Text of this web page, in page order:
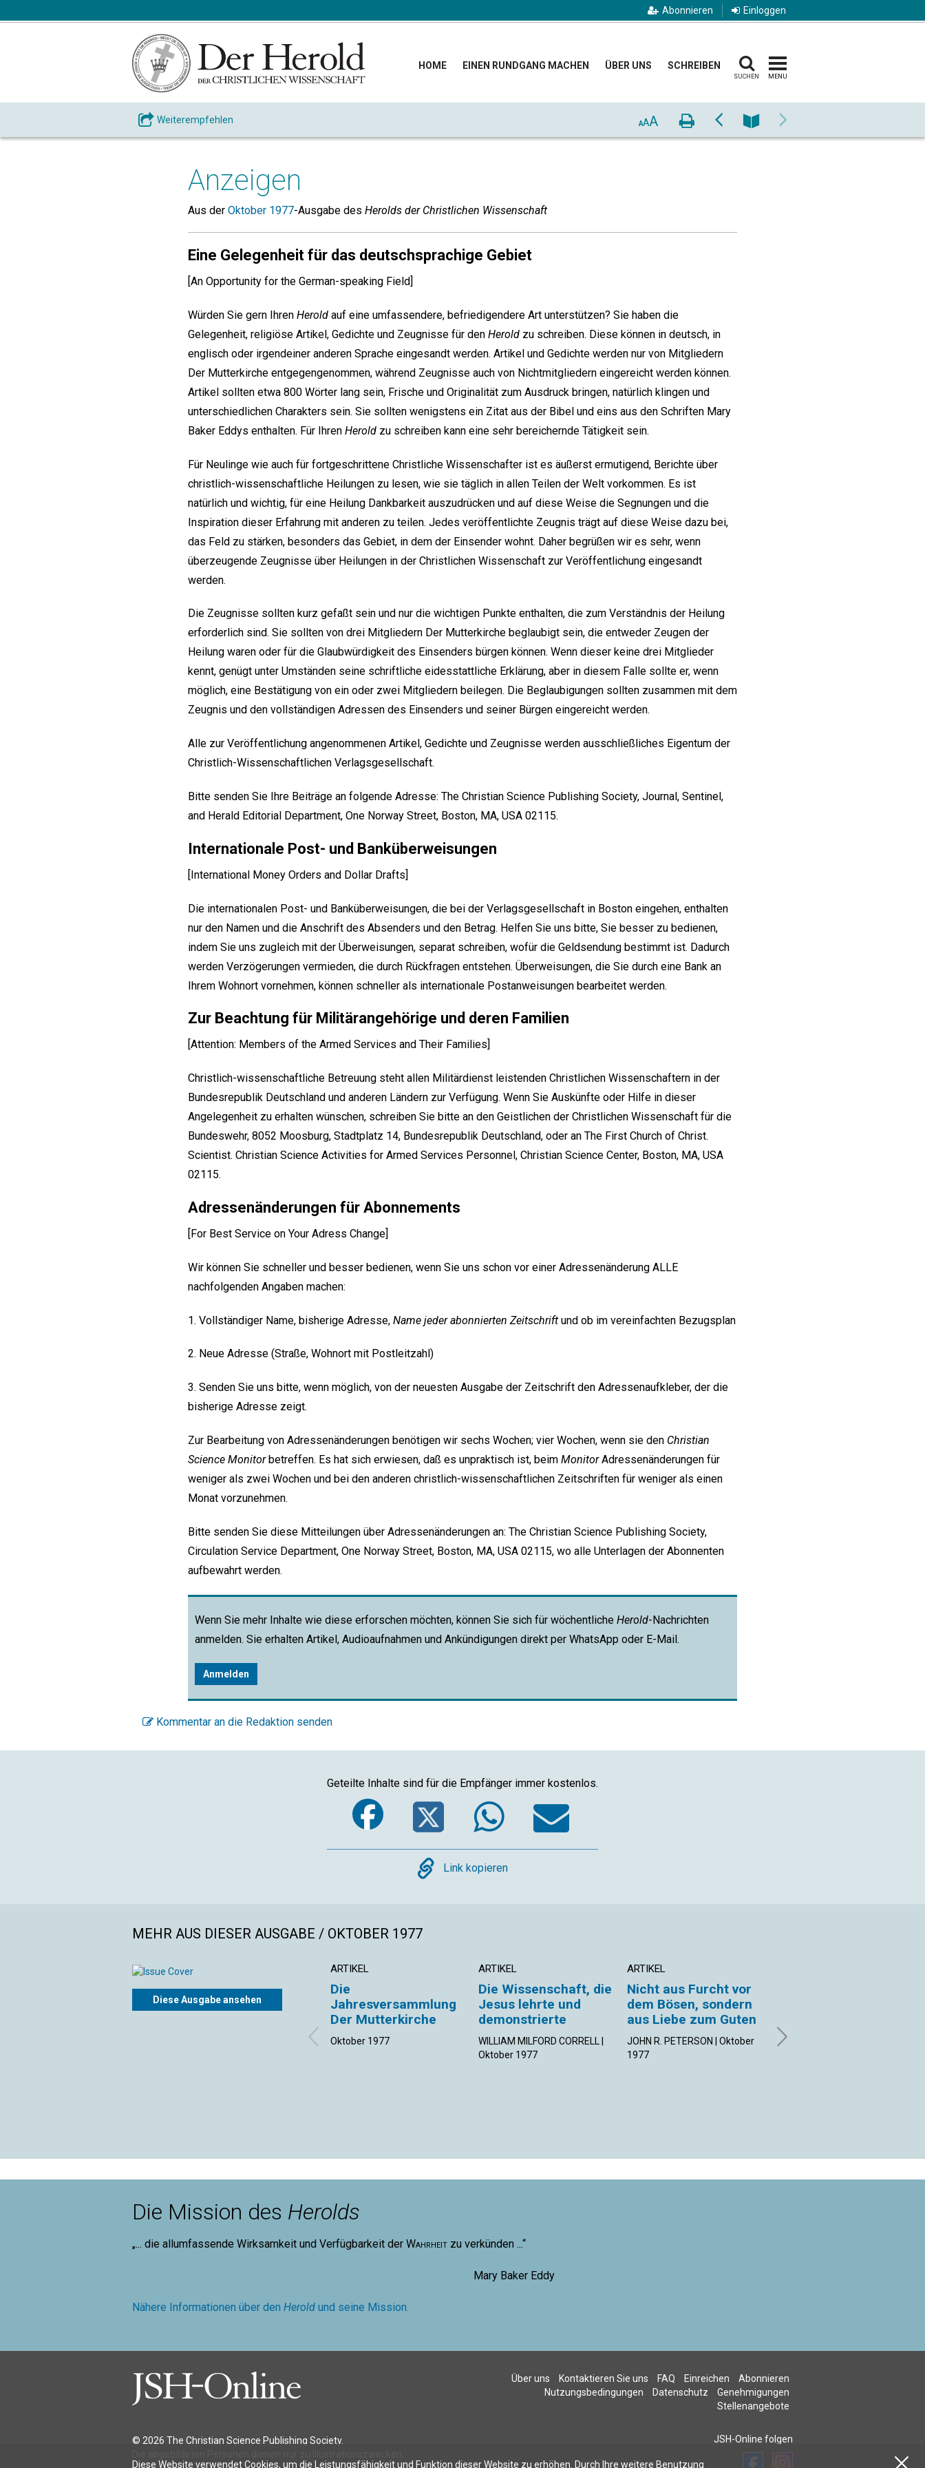
Abonnieren Einloggen
HOME EINEN RUNDGANG MACHEN ÜBER UNS SCHREIBEN
SUCHEN MENU
Weiterempfehlen AAA DruckenZurück NummerVor
Anzeigen
Aus der Oktober 1977-Ausgabe des Herolds der Christlichen Wissenschaft
Eine Gelegenheit für das deutschsprachige Gebiet
[An Opportunity for the German-speaking Field]
Würden Sie gern Ihren Herold auf eine umfassendere, befriedigendere Art unterstützen? Sie haben die
Gelegenheit, religiöse Artikel, Gedichte und Zeugnisse für den Herold zu schreiben. Diese können in deutsch, in
englisch oder irgendeiner anderen Sprache eingesandt werden. Artikel und Gedichte werden nur von Mitgliedern
Der Mutterkirche entgegengenommen, während Zeugnisse auch von Nichtmitgliedern eingereicht werden können.
Artikel sollten etwa 800 Wörter lang sein, Frische und Originalität zum Ausdruck bringen, natürlich klingen und
unterschiedlichen Charakters sein. Sie sollten wenigstens ein Zitat aus der Bibel und eins aus den Schriften Mary
Baker Eddys enthalten. Für Ihren Herold zu schreiben kann eine sehr bereichernde Tätigkeit sein.
Für Neulinge wie auch für fortgeschrittene Christliche Wissenschafter ist es äußerst ermutigend, Berichte über
christlich-wissenschaftliche Heilungen zu lesen, wie sie täglich in allen Teilen der Welt vorkommen. Es ist
natürlich und wichtig, für eine Heilung Dankbarkeit auszudrücken und auf diese Weise die Segnungen und die
Inspiration dieser Erfahrung mit anderen zu teilen. Jedes veröffentlichte Zeugnis trägt auf diese Weise dazu bei,
das Feld zu stärken, besonders das Gebiet, in dem der Einsender wohnt. Daher begrüßen wir es sehr, wenn
überzeugende Zeugnisse über Heilungen in der Christlichen Wissenschaft zur Veröffentlichung eingesandt
werden.
Die Zeugnisse sollten kurz gefaßt sein und nur die wichtigen Punkte enthalten, die zum Verständnis der Heilung
erforderlich sind. Sie sollten von drei Mitgliedern Der Mutterkirche beglaubigt sein, die entweder Zeugen der
Heilung waren oder für die Glaubwürdigkeit des Einsenders bürgen können. Wenn dieser keine drei Mitglieder
kennt, genügt unter Umständen seine schriftliche eidesstattliche Erklärung, aber in diesem Falle sollte er, wenn
möglich, eine Bestätigung von ein oder zwei Mitgliedern beilegen. Die Beglaubigungen sollten zusammen mit dem
Zeugnis und den vollständigen Adressen des Einsenders und seiner Bürgen eingereicht werden.
Alle zur Veröffentlichung angenommenen Artikel, Gedichte und Zeugnisse werden ausschließliches Eigentum der
Christlich-Wissenschaftlichen Verlagsgesellschaft.
Bitte senden Sie Ihre Beiträge an folgende Adresse: The Christian Science Publishing Society, Journal, Sentinel,
and Herald Editorial Department, One Norway Street, Boston, MA, USA 02115.
Internationale Post- und Banküberweisungen
[International Money Orders and Dollar Drafts]
Die internationalen Post- und Banküberweisungen, die bei der Verlagsgesellschaft in Boston eingehen, enthalten
nur den Namen und die Anschrift des Absenders und den Betrag. Helfen Sie uns bitte, Sie besser zu bedienen,
indem Sie uns zugleich mit der Überweisungen, separat schreiben, wofür die Geldsendung bestimmt ist. Dadurch
werden Verzögerungen vermieden, die durch Rückfragen entstehen. Überweisungen, die Sie durch eine Bank an
Ihrem Wohnort vornehmen, können schneller als internationale Postanweisungen bearbeitet werden.
Zur Beachtung für Militärangehörige und deren Familien
[Attention: Members of the Armed Services and Their Families]
Christlich-wissenschaftliche Betreuung steht allen Militärdienst leistenden Christlichen Wissenschaftern in der
Bundesrepublik Deutschland und anderen Ländern zur Verfügung. Wenn Sie Auskünfte oder Hilfe in dieser
Angelegenheit zu erhalten wünschen, schreiben Sie bitte an den Geistlichen der Christlichen Wissenschaft für die
Bundeswehr, 8052 Moosburg, Stadtplatz 14, Bundesrepublik Deutschland, oder an The First Church of Christ.
Scientist. Christian Science Activities for Armed Services Personnel, Christian Science Center, Boston, MA, USA
02115.
Adressenänderungen für Abonnements
[For Best Service on Your Adress Change]
Wir können Sie schneller und besser bedienen, wenn Sie uns schon vor einer Adressenänderung ALLE
nachfolgenden Angaben machen:
1. Vollständiger Name, bisherige Adresse, Name jeder abonnierten Zeitschrift und ob im vereinfachten Bezugsplan
2. Neue Adresse (Straße, Wohnort mit Postleitzahl)
3. Senden Sie uns bitte, wenn möglich, von der neuesten Ausgabe der Zeitschrift den Adressenaufkleber, der die
bisherige Adresse zeigt.
Zur Bearbeitung von Adressenänderungen benötigen wir sechs Wochen; vier Wochen, wenn sie den Christian
Science Monitorbetreffen. Es hat sich erwiesen, daß es unpraktisch ist, beim MonitorAdressenänderungen für
weniger als zwei Wochen und bei den anderen christlich-wissenschaftlichen Zeitschriften für weniger als einen
Monat vorzunehmen.
Bitte senden Sie diese Mitteilungen über Adressenänderungen an: The Christian Science Publishing Society,
Circulation Service Department, One Norway Street, Boston, MA, USA 02115, wo alle Unterlagen der Abonnenten
aufbewahrt werden.
Wenn Sie mehr Inhalte wie diese erforschen möchten, können Sie sich für wöchentliche Herold-Nachrichten
anmelden. Sie erhalten Artikel, Audioaufnahmen und Ankündigungen direkt per WhatsApp oder E-Mail.
Anmelden
Kommentar an die Redaktion senden
Geteilte Inhalte sind für die Empfänger immer kostenlos.
Facebook
TwitterWhatsApp
Email
Copy
Link kopieren
MEHR AUS DIESER AUSGABE / OKTOBER 1977
Diese Ausgabe ansehen
ARTIKEL
Die
Jahresversammlung
Der Mutterkirche
Oktober 1977
ARTIKEL
Die Wissenschaft, die
Jesus lehrte und
demonstrierte
WILLIAM MILFORD CORRELL |
Oktober 1977
ARTIKEL
Nicht aus Furcht vor
dem Bösen, sondern
aus Liebe zum Guten
JOHN R. PETERSON | Oktober
1977
FRANK LINNING | Oktober 1977
Die Mission des Herolds
„... die allumfassende Wirksamkeit und Verfügbarkeit der Wahrheit zu verkünden ...“
Mary Baker Eddy
Nähere Informationen über den Herold und seine Mission.
Über uns Kontaktieren Sie uns FAQ Einreichen
Abonnieren
Nutzungsbedingungen
Datenschutz
Genehmigungen
Stellenangebote
JSH-Online folgen
© 2026 The Christian Science Publishing Society.
Diese Website verwendet Cookies, um die Leistungsfähigkeit und Funktion dieser Website zu erhöhen. Durch Ihre weitere Benutzung